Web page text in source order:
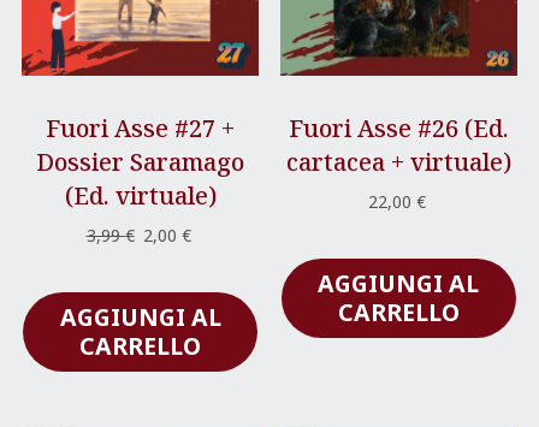
Fuori Asse #27 +
Dossier Saramago
(Ed. virtuale)
3,99€ Il
era:
3,99 €.
2,00 €
è:
2,00 €.
AGGIUNGI AL
CARRELLO
Fuori Asse #26 (Ed.
cartacea + virtuale)
22,00 €
AGGIUNGI AL
CARRELLO